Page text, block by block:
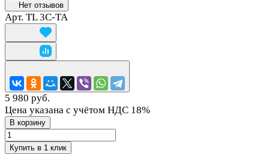
Нет отзывов
Арт. TL 3C-TA
5 980 руб.
Цена указана с учётом НДС 18%
В корзину
Купить в 1 клик